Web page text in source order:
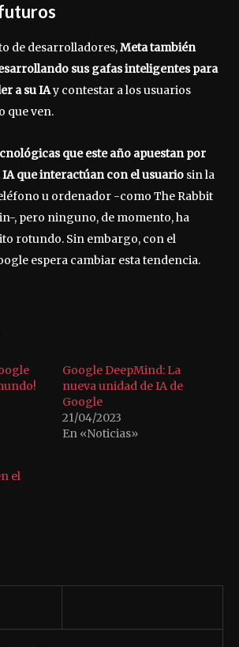
de desarrolladores,Meta también
sus gafas inteligentes para
a su IAy contestar a los usuarios
que ven.
que este año apuestan por
que interactúan con el usuario sin la
u ordenador -como The Rabbit
, pero ninguno, de momento, ha
rotundo. Sin embargo, con el
espera cambiar esta tendencia.
Google DeepMind: La
nueva unidad de IA de
Google
21/04/2023
En «Noticias»
el